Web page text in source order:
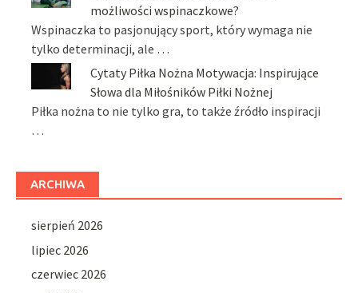
możliwości wspinaczkowe?
Wspinaczka to pasjonujący sport, który wymaga nie
tylko determinacji, ale …
Cytaty Piłka Nożna Motywacja: Inspirujące
Słowa dla Miłośników Piłki Nożnej
Piłka nożna to nie tylko gra, to także źródło inspiracji
…
ARCHIWA
sierpień 2026
lipiec 2026
czerwiec 2026